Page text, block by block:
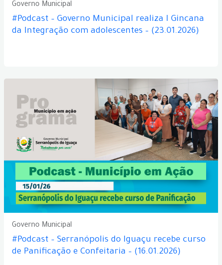
Governo Municipal
#Podcast – Governo Municipal realiza I Gincana
da Integração com adolescentes – (23.01.2026)
Governo Municipal
#Podcast – Serranópolis do Iguaçu recebe curso
de Panificação e Confeitaria – (16.01.2026)